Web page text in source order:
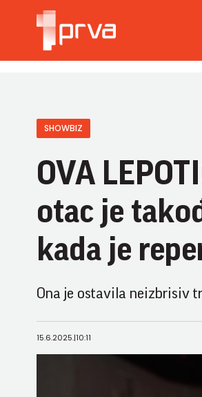
SHOWBIZ
OVA
otac je
kada je
Ona je ostavila neizbrisiv
15.6.2025.|10:11